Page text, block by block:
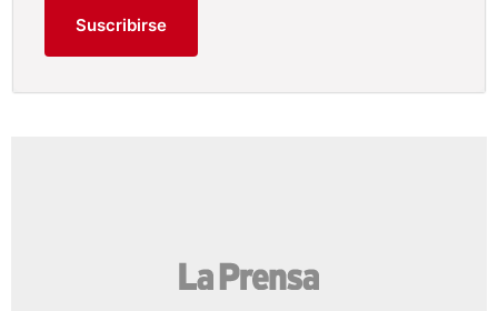
Suscribirse